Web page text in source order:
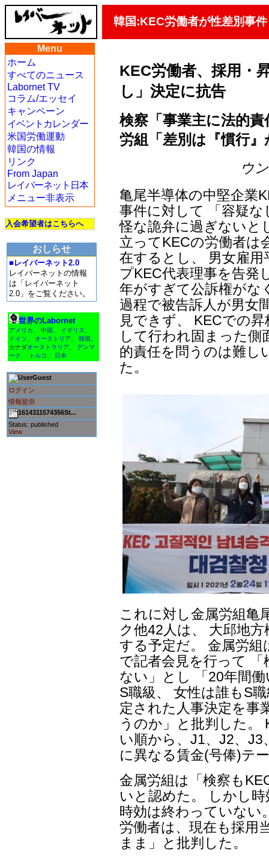
韓国:KEC労働者が性差別事
Menu
ホーム
すべてのニュース
Labornet TV
コラム/エッセイ
キャンペーン
イベントカレンダー
米国労働運動
韓国の情報
リンク
From Japan
レイバーネット日本
メニュー非表示
入会希望者はこちらへ
おしらせ
■レイバーネット2.0
レイバーネットの情報
は「レイバーネット
2.0」をご覧ください。
世界のLabornet
アメリカ 中国 イギリス
ドイツ
オーストリア 韓国
カナダオーストラリア
デンマ
ーク
トルコ 日本
Guest
ログイン
情報提供
1614311574356St...
Status: published
View
KEC労働者、採用・
し」決定に抗告
検察「事業主に法的
労組「差別は『慣行
ウ
亀尾半導体の中堅企業
事件に対して 「容疑
怪な詭弁に過ぎないと
立ってKECの労働者は
在するとし、 男女雇
プKEC代表理事を告発
年がすぎて公訴権がな
過程で被告訴人が男女
見できず、 KECでの
して行われ固まった側
的責任を問うのは難し
た。
これに対し金属労組亀
ク他42人は、 大邱地
する予定だ。 金属労
で記者会見を行って
ない」とし 「20年間
S職級、 女性は誰もS
定された人事決定を事
うのか」と批判した。
い順から、J1、J2、J3
に異なる賃金(号俸)テ
金属労組は「検察も
いと認めた。 しかし
時効は終わっていない
労働者は、現在も採用
まま」と批判した。